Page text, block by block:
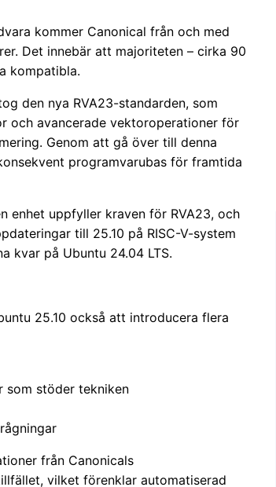
kommer Canonical från och med
Det innebär att majoriteten – cirka 90
kompatibla.
den nya RVA23-standarden, som
och avancerade vektoroperationer för
Genom att gå över till denna
programvarubas för framtida
enhet uppfyller kraven för RVA23, och
till 25.10 på RISC-V-system
kvar på Ubuntu 24.04 LTS.
25.10 också att introducera flera
som stöder tekniken
från Canonicals
vilket förenklar automatiserad